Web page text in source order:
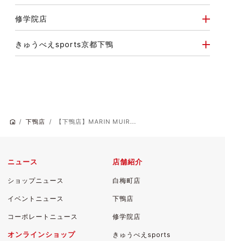
修学院店
きゅうべえsports京都下鴨
下鴨店 【下鴨店】MARIN MUIR...
ニュース
ショップニュース
イベントニュース
コーポレートニュース
店舗紹介
白梅町店
下鴨店
修学院店
きゅうべえsports
オンラインショップ